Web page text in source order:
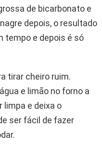
de bicarbonato e
depois, o resultado
tempo e depois é só
tirar cheiro ruim.
e limão no forno a
limpa e deixa o
ser fácil de fazer